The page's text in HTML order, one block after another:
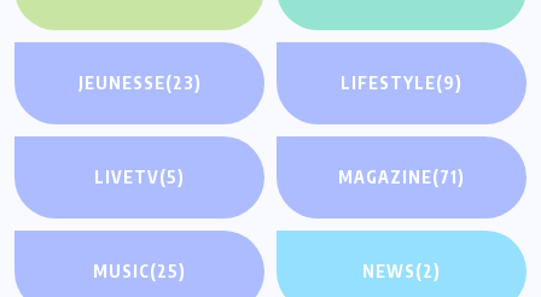
JEUNESSE(23) LIFESTYLE(9)
LIVETV(5) MAGAZINE(71)
MUSIC(25) NEWS(2)